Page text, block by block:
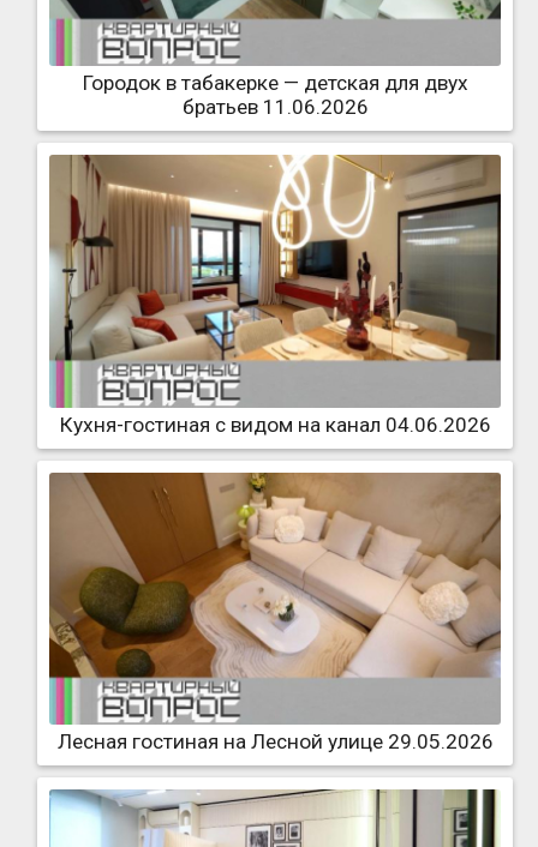
Городок в табакерке — детская для двух
братьев 11.06.2026
Кухня-гостиная с видом на канал 04.06.2026
Лесная гостиная на Лесной улице 29.05.2026